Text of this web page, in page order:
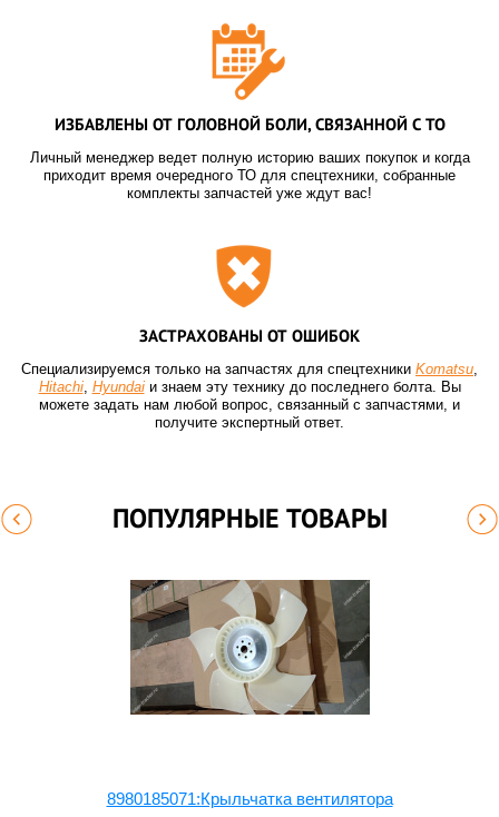
ИЗБАВЛЕНЫ ОТ ГОЛОВНОЙ БОЛИ, СВЯЗАННОЙ С ТО
Личный менеджер ведет полную историю ваших покупок и когда
приходит время очередного ТО для спецтехники, собранные
комплекты запчастей уже ждут вас!
ЗАСТРАХОВАНЫ ОТ ОШИБОК
Специализируемся только на запчастях для спецтехники Komatsu,
Hitachi, Hyundaiи знаем эту технику до последнего болта. Вы
можете задать нам любой вопрос, связанный с запчастями, и
получите экспертный ответ.
ПОПУЛЯРНЫЕ ТОВАРЫ
8980185071:Крыльчатка вентилятора